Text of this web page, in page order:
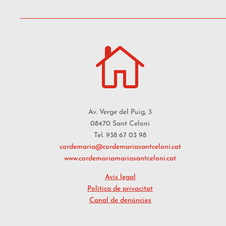

Av. Verge del Puig, 3
08470 Sant Celoni
Tel. 938 67 03 98
cordemaria@cordemariasantceloni.cat
www.cordemariamariasantceloni.cat
Avís legal
Política de privacitat
Canal de denúncies